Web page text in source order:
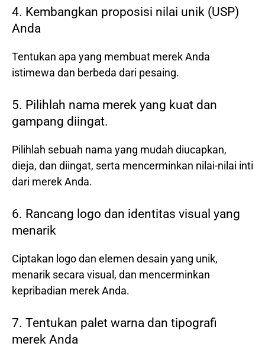
4. Kembangkan proposisi nilai unik (USP)
Anda
Tentukan apa yang membuat merek Anda
istimewa dan berbeda dari pesaing.
5. Pilihlah nama merek yang kuat dan
gampang diingat.
Pilihlah sebuah nama yang mudah diucapkan,
dieja, dan diingat, serta mencerminkan nilai-nilai inti
dari merek Anda.
6. Rancang logo dan identitas visual yang
menarik
Ciptakan logo dan elemen desain yang unik,
menarik secara visual, dan mencerminkan
kepribadian merek Anda.
7. Tentukan palet warna dan tipografi
merek Anda